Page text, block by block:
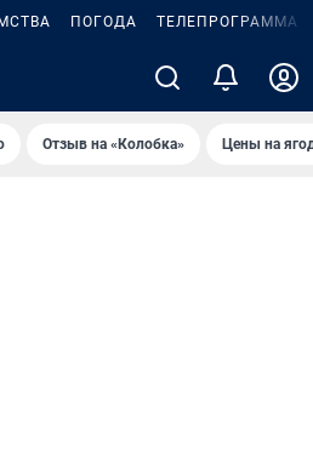
ПОГОДА ТЕЛЕПРОГРАММА
Отзыв на «Колобка» Цены на